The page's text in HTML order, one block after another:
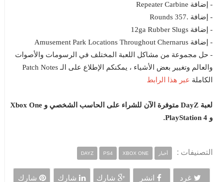
- إضافة Repeater Carbine
- إضافة .357 Rounds
- إضافة 12ga Rubber Slugs
- إضافة Amusement Park Locations Throughout Chernarus
- حل مجموعة من مشاكل اللعبة المختلف في الرسومات والأصوات
والعالم وتغيير بعض الأشياء ، يمكنكم الإطلاع على الـ Patch Notes
الكاملة عبر هذا الرابط
لعبة DayZ متوفرة الآن للشراء على الحاسب الشخصي و Xbox One
و PlayStation 4.
التصنيفات : أخبار DAYZ PS4 XBOX ONE
غرد انشر شارك شارك شارك